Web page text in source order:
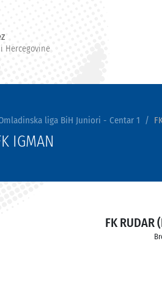
Hercegovine
liga BiH Juniori - Centar 1
IGMAN
FK RUDAR